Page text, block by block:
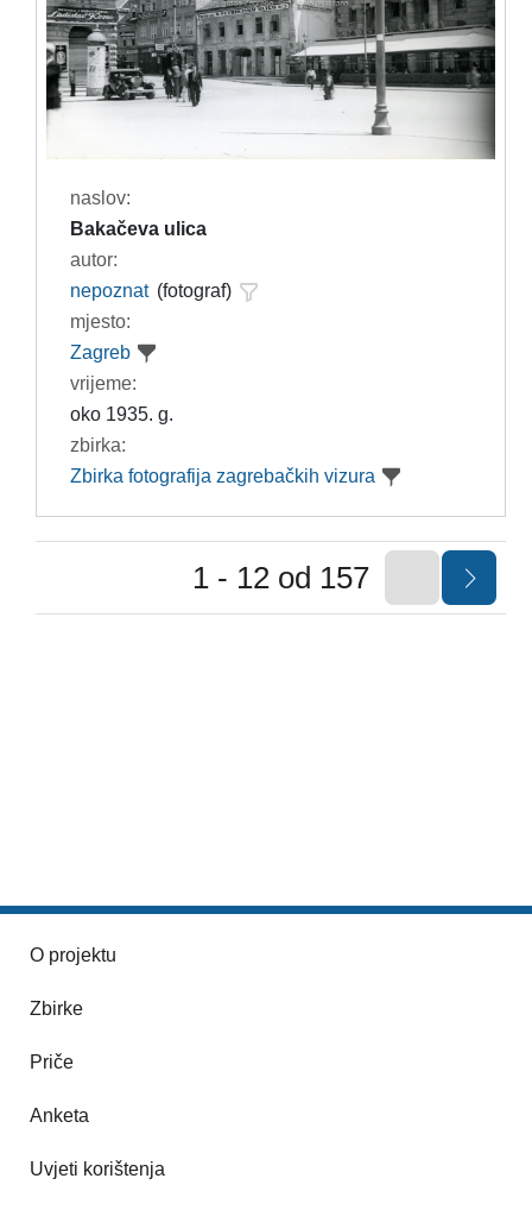
naslov:
Bakačeva ulica
autor:
nepoznat (fotograf)
mjesto:
Zagreb
vrijeme:
oko 1935. g.
zbirka:
Zbirka fotografija zagrebačkih vizura
1 - 12 od 157
O projektu
Zbirke
Priče
Anketa
Uvjeti korištenja